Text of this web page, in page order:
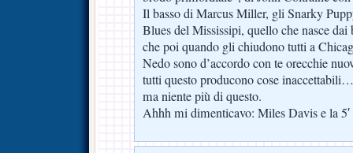
Il basso di Marcus Miller, gli Snarky
Blues del Mississipi, quello che nasce
che poi quando gli chiudono tutti a
Nedo sono d’accordo con te orecchie
tutti questo producono cose
ma niente più di questo.
Ahhh mi dimenticavo: Miles Davis e la